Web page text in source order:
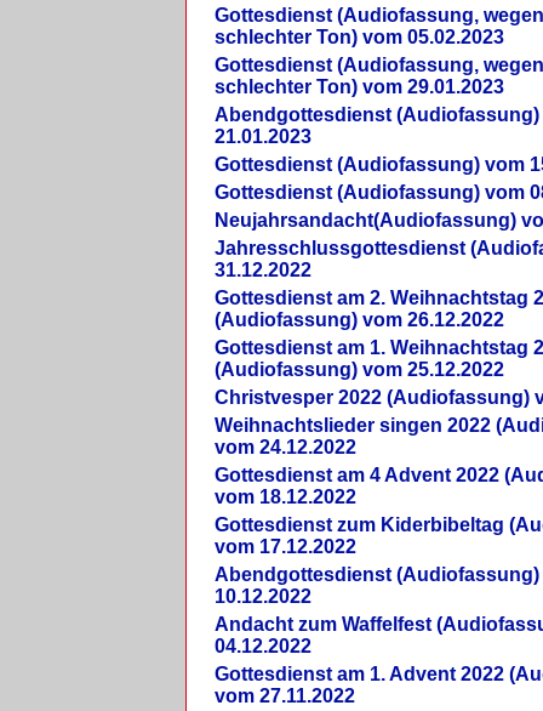
Gottesdienst (Audiofassung,
schlechter Ton) vom 05.02.2023
Gottesdienst (Audiofassung,
schlechter Ton) vom 29.01.2023
Abendgottesdienst (Audiofassung)
21.01.2023
Gottesdienst (Audiofassung) vom
Gottesdienst (Audiofassung) vom
Neujahrsandacht(Audiofassung)
Jahresschlussgottesdienst
31.12.2022
Gottesdienst am 2. Weihnachtstag
(Audiofassung) vom 26.12.2022
Gottesdienst am 1. Weihnachtstag
(Audiofassung) vom 25.12.2022
Christvesper 2022 (Audiofassung)
Weihnachtslieder singen 2022
vom 24.12.2022
Gottesdienst am 4 Advent 2022
vom 18.12.2022
Gottesdienst zum Kiderbibeltag
vom 17.12.2022
Abendgottesdienst (Audiofassung)
10.12.2022
Andacht zum Waffelfest
04.12.2022
Gottesdienst am 1. Advent 2022
vom 27.11.2022